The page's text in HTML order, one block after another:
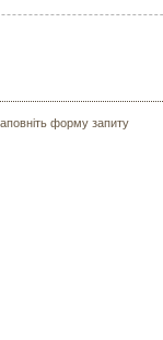
форму запиту